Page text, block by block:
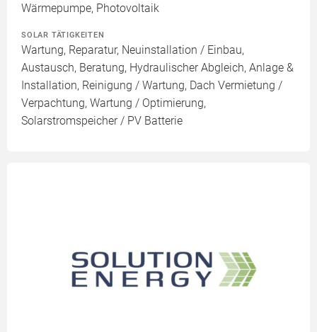
Wärmepumpe, Photovoltaik
SOLAR TÄTIGKEITEN
Wartung, Reparatur, Neuinstallation / Einbau,
Austausch, Beratung, Hydraulischer Abgleich, Anlage &
Installation, Reinigung / Wartung, Dach Vermietung /
Verpachtung, Wartung / Optimierung,
Solarstromspeicher / PV Batterie